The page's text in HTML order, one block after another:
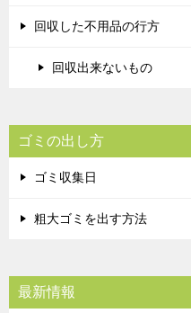
回収した不用品の行方
回収出来ないもの
ゴミの出し方
ゴミ収集日
粗大ゴミを出す方法
最新情報